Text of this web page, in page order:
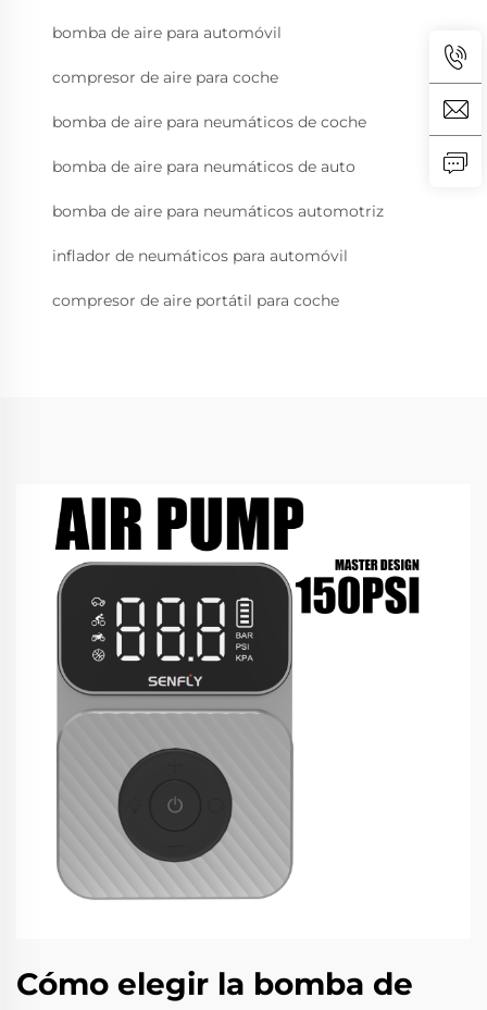
bomba de aire para automóvil
compresor de aire para coche
bomba de aire para neumáticos de coche
bomba de aire para neumáticos de auto
bomba de aire para neumáticos automotriz
inflador de neumáticos para automóvil
compresor de aire portátil para coche
Cómo elegir la bomba de